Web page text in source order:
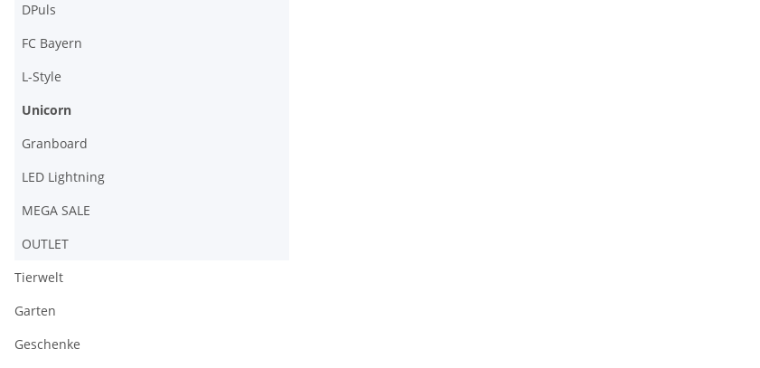
DPuls
FC Bayern
L-Style
Unicorn
Granboard
LED Lightning
MEGA SALE
OUTLET
Tierwelt
Garten
Geschenke